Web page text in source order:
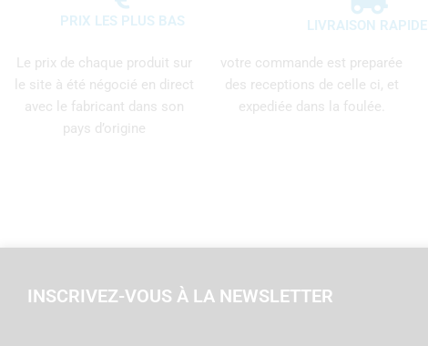
PRIX LES PLUS BAS LIVRAISON RAPIDE
Le prix de chaque produit sur
le site à été négocié en direct
avec le fabricant dans son
pays d’origine
votre commande est preparée
des receptions de celle ci, et
expediée dans la foulée.
INSCRIVEZ-VOUS À LA NEWSLETTER